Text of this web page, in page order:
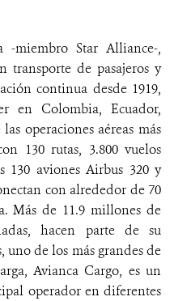
-miembro Star Alliance-,
transporte de pasajeros y
continua desde 1919,
en Colombia, Ecuador,
operaciones aéreas más
130 rutas, 3.800 vuelos
130 aviones Airbus 320 y
con alrededor de 70
Más de 11.9 millones de
hacen parte de su
de los más grandes de
Avianca Cargo, es un
operador en diferentes